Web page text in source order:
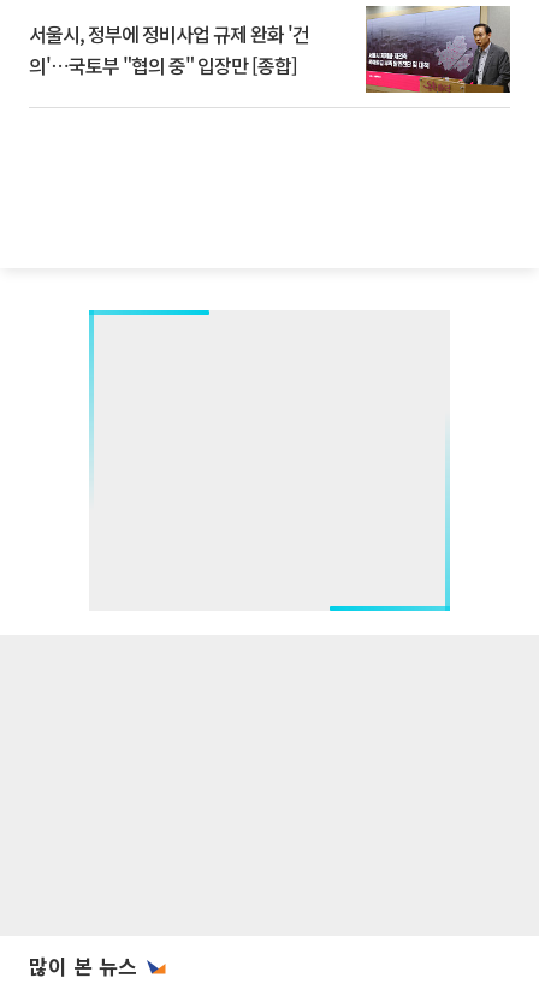
서울시, 정부에 정비사업 규제 완화 '건
의'⋯국토부 "협의 중" 입장만 [종합]
많이 본 뉴스